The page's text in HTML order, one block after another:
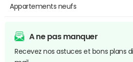
Appartements neufs
A ne pas manquer
Recevez nos astuces et bons plans